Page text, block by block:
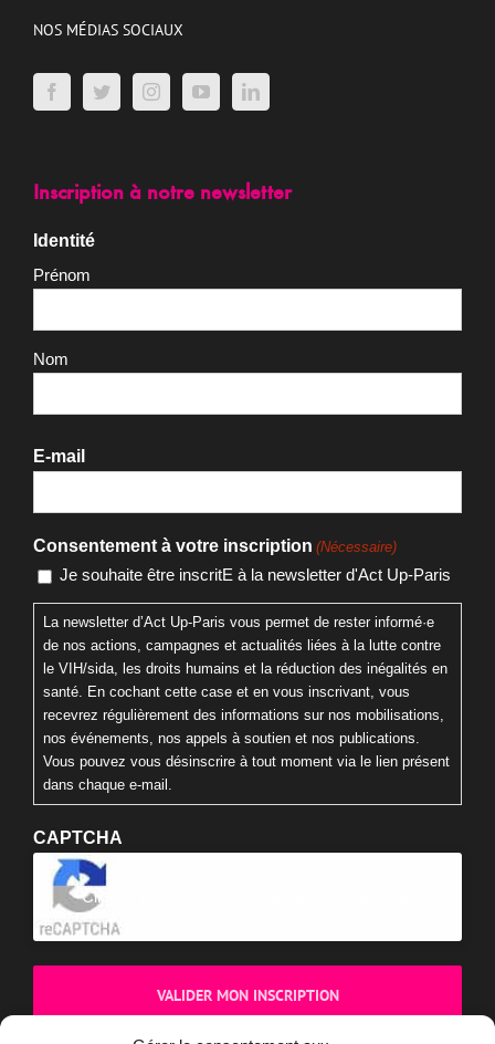
NOS MÉDIAS SOCIAUX
Inscription à notre newsletter
Identité
Prénom
Nom
E-mail
Consentement à votre inscription (Nécessaire)
Je souhaite être inscritE à la newsletter d'Act Up-Paris
La newsletter d’Act Up-Paris vous permet de rester informé·e
de nos actions, campagnes et actualités liées à la lutte contre
le VIH/sida, les droits humains et la réduction des inégalités en
santé. En cochant cette case et en vous inscrivant, vous
recevrez régulièrement des informations sur nos mobilisations,
nos événements, nos appels à soutien et nos publications.
Vous pouvez vous désinscrire à tout moment via le lien présent
dans chaque e-mail.
CAPTCHA
Cliquez pour accepter la validation reCaptcha.